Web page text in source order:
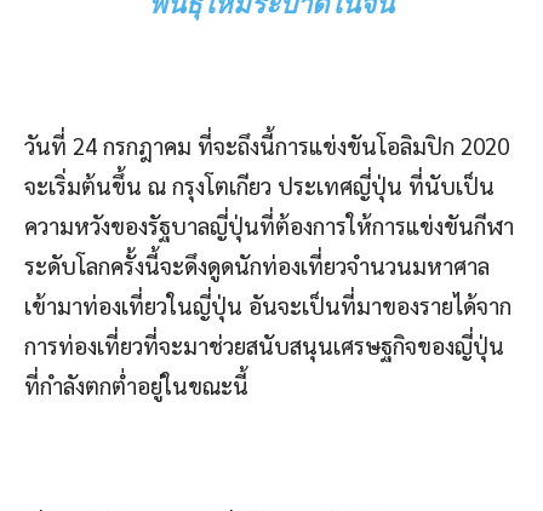
วันที่ 24 กรกฎาคม ที่จะถึงนี้การแข่งขันโอลิมปิก 2020
จะเริ่มต้นขึ้น ณ กรุงโตเกียว ประเทศญี่ปุ่น ที่นับเป็น
ความหวังของรัฐบาลญี่ปุ่นที่ต้องการให้การแข่งขันกีฬา
ระดับโลกครั้งนี้จะดึงดูดนักท่องเที่ยวจำนวนมหาศาล
เข้ามาท่องเที่ยวในญี่ปุ่น อันจะเป็นที่มาของรายได้จาก
การท่องเที่ยวที่จะมาช่วยสนับสนุนเศรษฐกิจของญี่ปุ่น
ที่กำลังตกต่ำอยู่ในขณะนี้